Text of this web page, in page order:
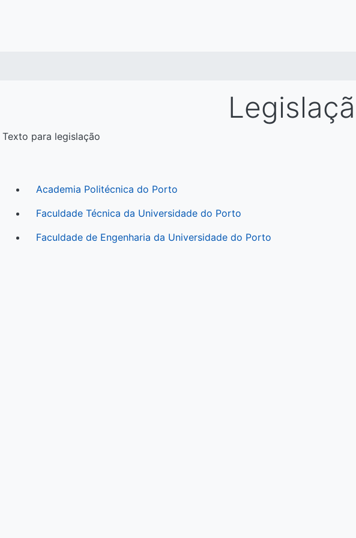
Texto para legislação
Academia Politécnica do Porto
Faculdade Técnica da Universidade do Porto
Faculdade de Engenharia da Universidade do Porto